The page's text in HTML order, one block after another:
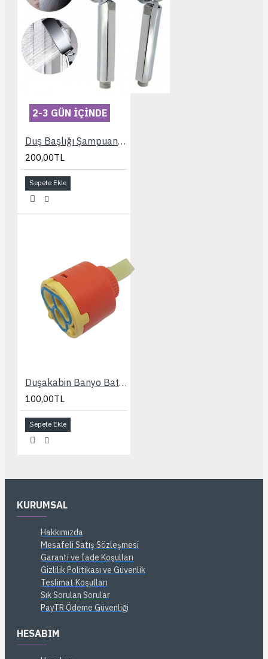
2-3 GÜN IÇINDE
Duş Başlığı Şampuanlı Masajlı Su Saç ve Vücut Şampuanı Tasarruflu
200,00TL
Sepete Ekle
Duşakabin Banyo Bataryası 40 lık Kartuşu
100,00TL
Sepete Ekle
KURUMSAL
Hakkımızda
Mesafeli Satış Sözleşmesi
Garanti ve İade Koşulları
Gizlilik Politikası ve Güvenlik
Teslimat Koşulları
Sık Sorulan Sorular
PayTR Ödeme Güvenliği
HESABIM